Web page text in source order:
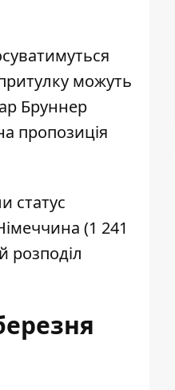
можуть
Бруннер
пропозиція
статус
(1 241
розподіл